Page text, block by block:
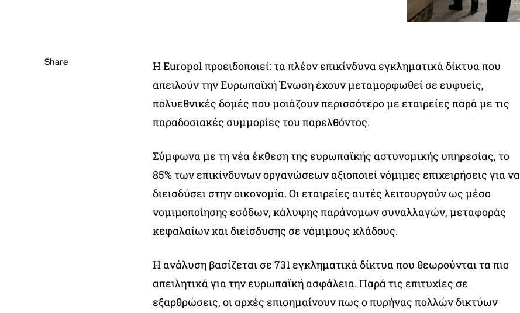
Share
Η Europol προειδοποιεί: τα πλέον επικίνδυνα εγκληματικά δίκτυα που
απειλούν την Ευρωπαϊκή Ένωση έχουν μεταμορφωθεί σε ευφυείς,
πολυεθνικές δομές που μοιάζουν περισσότερο με εταιρείες παρά με τις
παραδοσιακές συμμορίες του παρελθόντος.
Σύμφωνα με τη νέα έκθεση της ευρωπαϊκής αστυνομικής υπηρεσίας, το
85% των επικίνδυνων οργανώσεων αξιοποιεί νόμιμες επιχειρήσεις για να
διεισδύσει στην οικονομία. Οι εταιρείες αυτές λειτουργούν ως μέσο
νομιμοποίησης εσόδων, κάλυψης παράνομων συναλλαγών, μεταφοράς
κεφαλαίων και διείσδυσης σε νόμιμους κλάδους.
Η ανάλυση βασίζεται σε 731 εγκληματικά δίκτυα που θεωρούνται τα πιο
απειλητικά για την ευρωπαϊκή ασφάλεια. Παρά τις επιτυχίες σε
εξαρθρώσεις, οι αρχές επισημαίνουν πως ο πυρήνας πολλών δικτύων